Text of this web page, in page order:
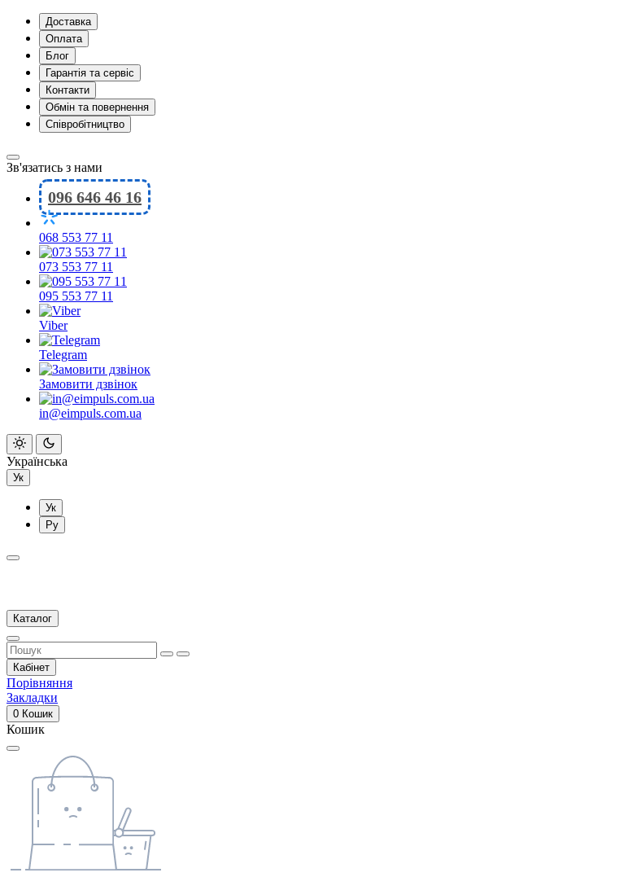
Доставка
Оплата
Блог
Гарантія та сервіс
Контакти
Обмін та повернення
Співробітництво
Зв'язатись з нами
096 646 46 16
068 553 77 11
073 553 77 11
095 553 77 11
Viber
Telegram
Замовити дзвінок
in@eimpuls.com.ua
Українська
Ук
Ук
Ру
Каталог
Кабінет
Порівняння
Закладки
0 Кошик
Кошик